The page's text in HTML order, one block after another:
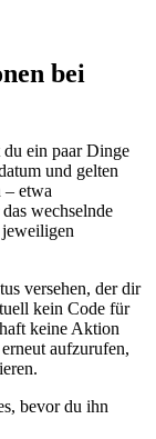
bei
ein paar Dinge
und gelten
– etwa
wechselnde
versehen, der dir
kein Code für
keine Aktion
aufzurufen,
bevor du ihn